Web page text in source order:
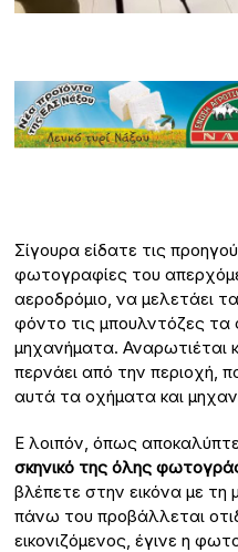
Σίγουρα είδατε τις
φωτογραφίες του
αεροδρόμιο, να μελετάει
φόντο τις μπουλντόζες τα
μηχανήματα. Αναρωτιέται
περνάει από την περιοχή,
αυτά τα οχήματα και
Ε λοιπόν, όπως
σκηνικό της όλης
βλέπετε στην εικόνα με
πάνω του προβάλλεται
εικονιζόμενος, έγινε η